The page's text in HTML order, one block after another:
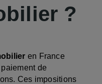
?
en France
de
Ces impositions